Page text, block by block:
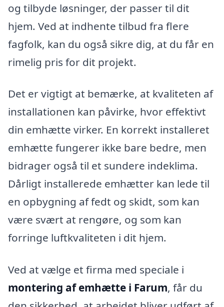
og tilbyde løsninger, der passer til dit
hjem. Ved at indhente tilbud fra flere
fagfolk, kan du også sikre dig, at du får en
rimelig pris for dit projekt.
Det er vigtigt at bemærke, at kvaliteten af
installationen kan påvirke, hvor effektivt
din emhætte virker. En korrekt installeret
emhætte fungerer ikke bare bedre, men
bidrager også til et sundere indeklima.
Dårligt installerede emhætter kan lede til
en opbygning af fedt og skidt, som kan
være svært at rengøre, og som kan
forringe luftkvaliteten i dit hjem.
Ved at vælge et firma med speciale i
montering af emhætte i Farum, får du